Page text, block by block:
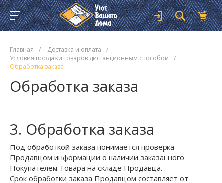
Главная / Доставка и оплата
/
Условия продажи товаров дистанционным способом
/
Обработка заказа
Обработка заказа
3. Обработка заказа
Под обработкой заказа понимается проверка
Продавцом информации о наличии заказанного
Покупателем Товара на складе Продавца.
Срок обработки заказа Продавцом составляет от